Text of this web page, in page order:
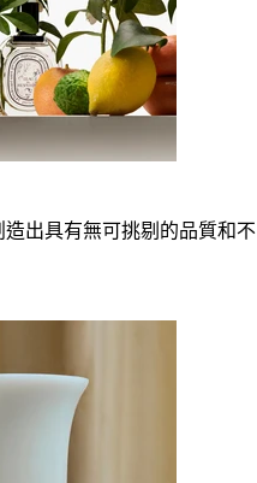
出具有無可挑剔的品質和不